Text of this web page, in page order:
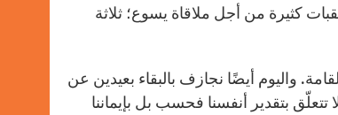
كثيرة من أجل ملاقاة يسوع؛ ثلاثة
واليوم أيضًا نجازف بالبقاء بعيدين عن
تتعلّق بتقدير أنفسنا فحسب بل بإيماننا